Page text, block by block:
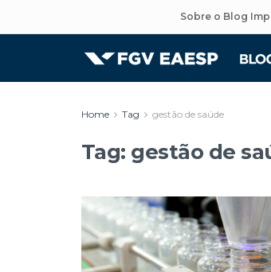
Sobre o Blog
Home Tag gestão de saúde
Tag: gestão de